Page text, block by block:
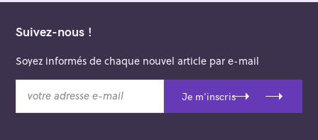
Suivez-nous !
Soyez informés de chaque nouvel article par e-mail
t
Je m'inscris